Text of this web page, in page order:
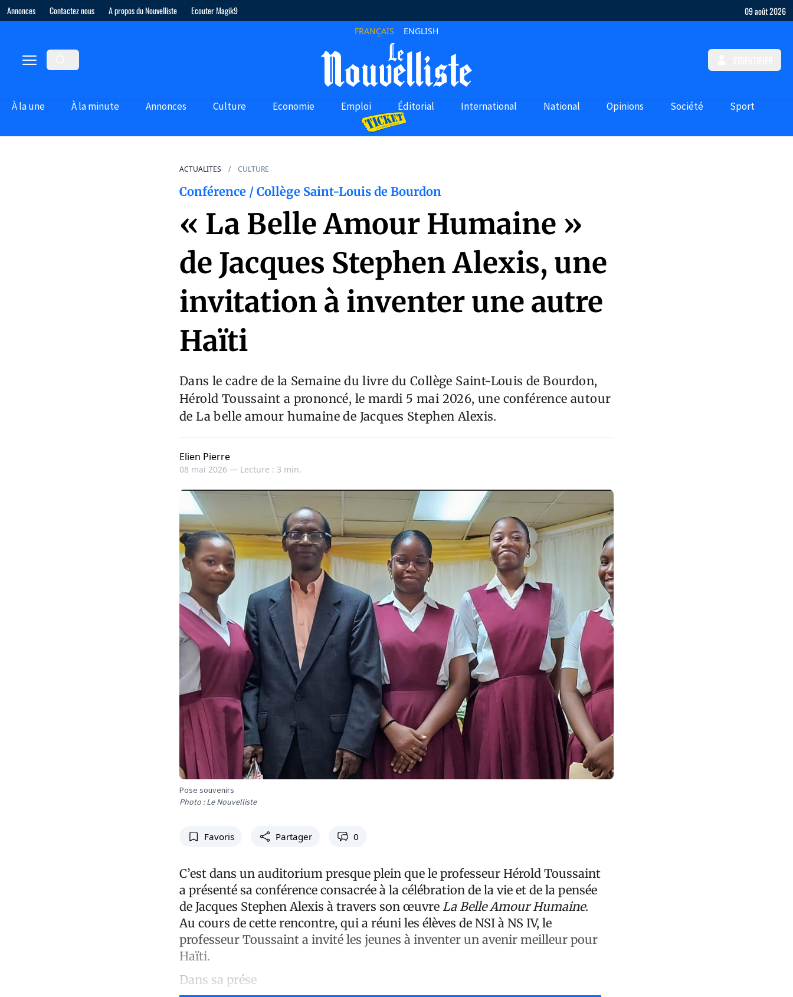
Annonces Contactez nous A propos du Nouvelliste Ecouter Magik9 09 août 2026
FRANÇAIS ENGLISH
À la une À la minute Annonces Culture Economie Emploi Éditorial International National Opinions Société Sport
ACTUALITES CULTURE
Conférence / Collège Saint-Louis de Bourdon
« La Belle Amour Humaine »
de Jacques Stephen Alexis, une
invitation à inventer une autre
Haïti
Dans le cadre de la Semaine du livre du Collège Saint-Louis de Bourdon,
Hérold Toussaint a prononcé, le mardi 5 mai 2026, une conférence autour
de La belle amour humaine de Jacques Stephen Alexis.
Elien Pierre
08 mai 2026 — Lecture : 3 min.
Pose souvenirs
Photo : Le Nouvelliste
Favoris Partager 0
C’est dans un auditorium presque plein que le professeur Hérold Toussaint
a présenté sa conférence consacrée à la célébration de la vie et de la pensée
de Jacques Stephen Alexis à travers son œuvre La Belle Amour Humaine.
Au cours de cette rencontre, qui a réuni les élèves de NSI à NS IV, le
professeur Toussaint a invité les jeunes à inventer un avenir meilleur pour
Haïti.
Dans sa prése